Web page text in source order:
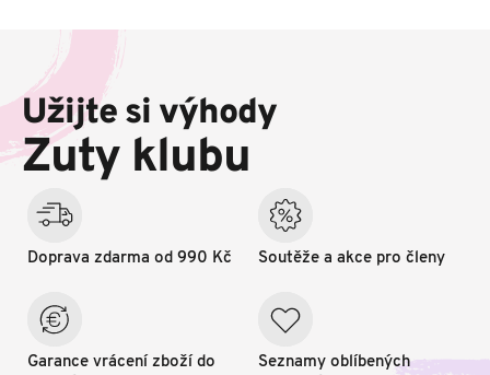
a
í
Užijte si výhody
Zuty klubu
Doprava zdarma od 990 Kč
Garance vrácení zboží do
Soutěže a akce pro členy
Seznamy oblíbených